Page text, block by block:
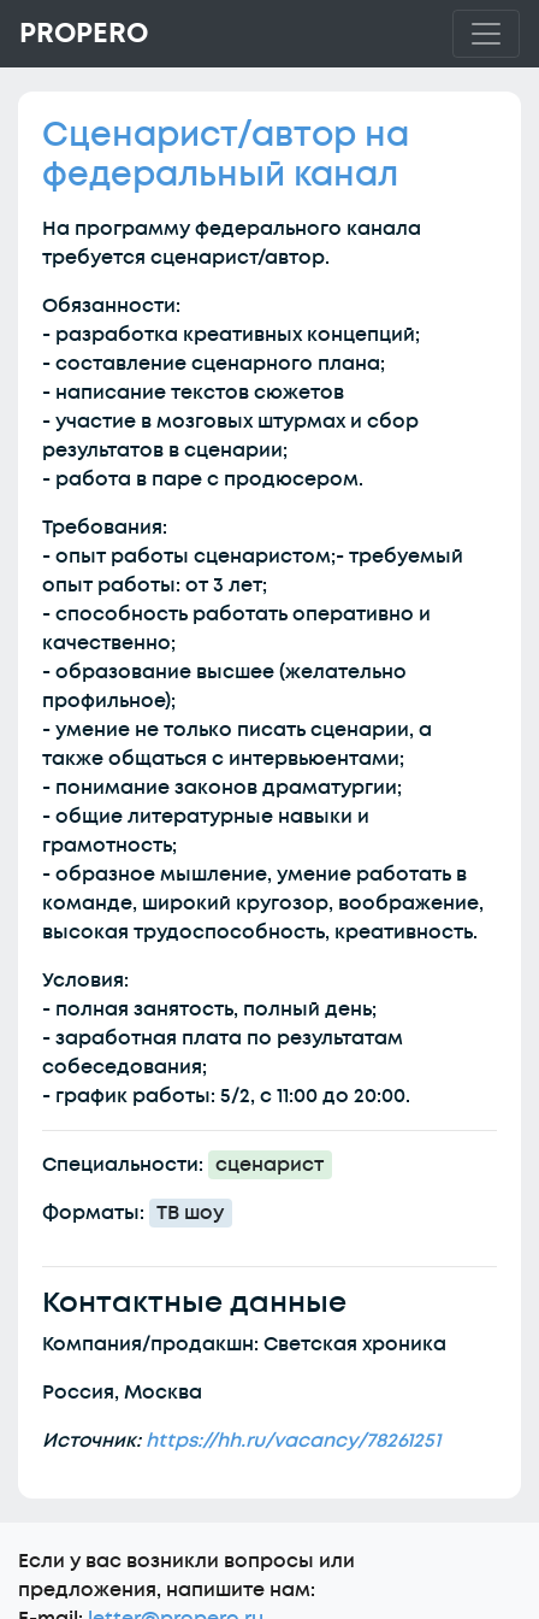
PROPERO
Сценарист/автор на
федеральный канал
На программу федерального канала
требуется сценарист/автор.
Обязанности:
- разработка креативных концепций;
- составление сценарного плана;
- написание текстов сюжетов
- участие в мозговых штурмах и сбор
результатов в сценарии;
- работа в паре с продюсером.
Требования:
- опыт работы сценаристом;- требуемый
опыт работы: от 3 лет;
- способность работать оперативно и
качественно;
- образование высшее (желательно
профильное);
- умение не только писать сценарии, а
также общаться с интервьюентами;
- понимание законов драматургии;
- общие литературные навыки и
грамотность;
- образное мышление, умение работать в
команде, широкий кругозор, воображение,
высокая трудоспособность, креативность.
Условия:
- полная занятость, полный день;
- заработная плата по результатам
собеседования;
- график работы: 5/2, с 11:00 до 20:00.
Специальности: сценарист
Форматы: ТВ шоу
Контактные данные
Компания/продакшн: Светская хроника
Россия, Москва
Источник:https://hh.ru/vacancy/78261251
Еcли у вас возникли вопросы или
предложения, напишите нам: